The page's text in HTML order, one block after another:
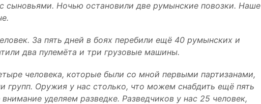
с сыновьями. Ночью остановили две румынские повозки. Наше
За пять дней в боях перебили ещё 40 румынских и
два пулемёта и три грузовые машины.
человека, которые были со мной первыми партизанами,
групп. Оружия у нас столько, что можем снабдить ещё пять
уделяем разведке. Разведчиков у нас 25 человек,